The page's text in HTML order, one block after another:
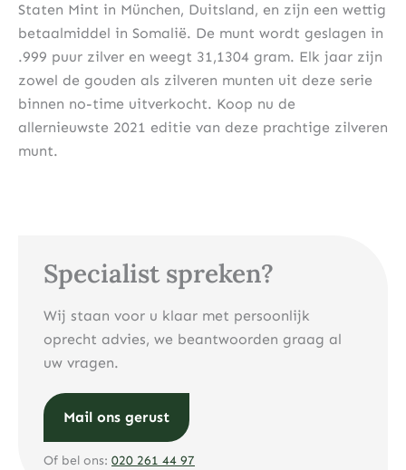
Specialist spreken?
Wij staan voor u klaar met persoonlijk
oprecht advies, we beantwoorden graag al
uw vragen.
Mail ons gerust
Of bel ons: 020 261 44 97
Staten Mint in München, Duitsland, en zijn een wettig
betaalmiddel in Somalië. De munt wordt geslagen in
.999 puur zilver en weegt 31,1304 gram. Elk jaar zijn
zowel de gouden als zilveren munten uit deze serie
binnen no-time uitverkocht. Koop nu de
allernieuwste 2021 editie van deze prachtige zilveren
munt.